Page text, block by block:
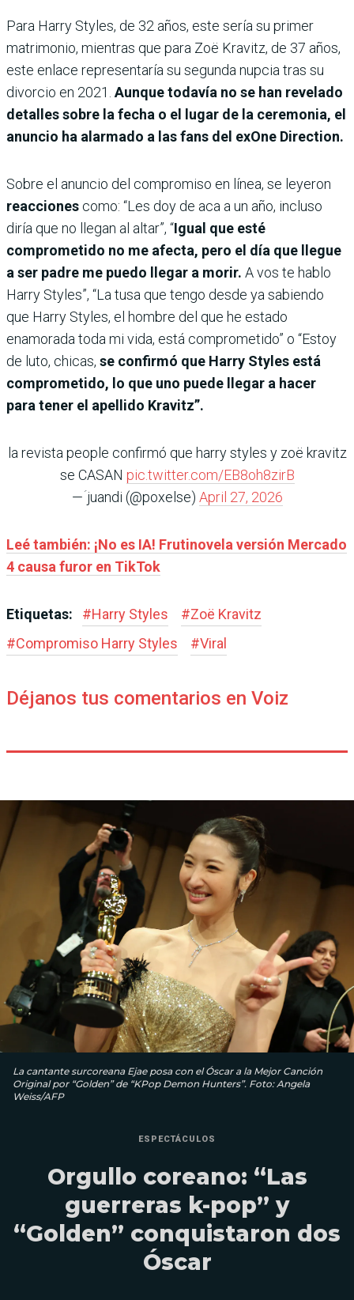
​Para Harry Styles, de 32 años, este sería su primer
matrimonio, mientras que para Zoë Kravitz, de 37 años,
este enlace representaría su segunda nupcia tras su
divorcio en 2021. Aunque todavía no se han revelado
detalles sobre la fecha o el lugar de la ceremonia, el
anuncio ha alarmado a las fans del exOne Direction.
Sobre el anuncio del compromiso en línea, se leyeron
reacciones como: “Les doy de aca a un año, incluso
diría que no llegan al altar”, “Igual que esté
comprometido no me afecta, pero el día que llegue
a ser padre me puedo llegar a morir. A vos te hablo
Harry Styles”, “La tusa que tengo desde ya sabiendo
que Harry Styles, el hombre del que he estado
enamorada toda mi vida, está comprometido” o “Estoy
de luto, chicas, se confirmó que Harry Styles está
comprometido, lo que uno puede llegar a hacer
para tener el apellido Kravitz”.
la revista people confirmó que harry styles y zoë kravitz
se CASAN pic.twitter.com/EB8oh8zirB
— ؘjuandi (@poxelse) April 27, 2026
Leé también: ¡No es IA! Frutinovela versión Mercado
4 causa furor en TikTok
Etiquetas: #Harry Styles #Zoë Kravitz
#Compromiso Harry Styles #Viral
Déjanos tus comentarios en Voiz
La cantante surcoreana Ejae posa con el Óscar a la Mejor Canción
Original por “Golden” de “KPop Demon Hunters”. Foto: Angela
Weiss/AFP
ESPECTÁCULOS
Orgullo coreano: “Las
guerreras k-pop” y
“Golden” conquistaron dos
Óscar